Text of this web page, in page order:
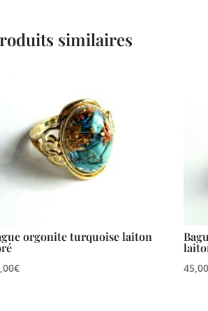
similaires
orgonite turquoise laiton
€